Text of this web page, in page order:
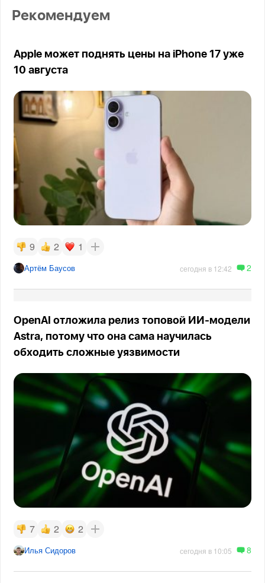
Рекомендуем
Apple может поднять цены на iPhone 17 уже
10 августа
9 2 1
Артём Баусов сегодня в 12:42 2
OpenAI отложила релиз топовой ИИ-модели
Astra, потому что она сама научилась
обходить сложные уязвимости
7 2 2
Илья Сидоров сегодня в 10:05 8